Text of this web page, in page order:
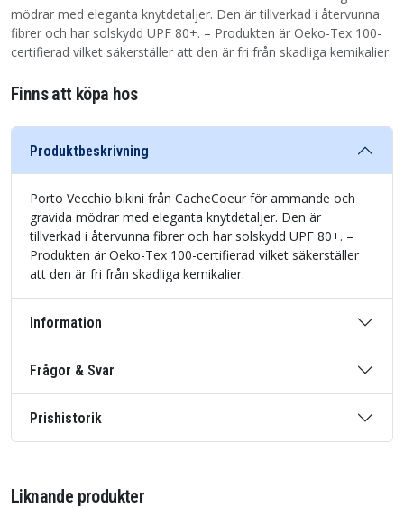
mödrar med eleganta knytdetaljer. Den är tillverkad i återvunna
fibrer och har solskydd UPF 80+. – Produkten är Oeko-Tex 100-
certifierad vilket säkerställer att den är fri från skadliga kemikalier.
Finns att köpa hos
Produktbeskrivning
Porto Vecchio bikini från CacheCoeur för ammande och
gravida mödrar med eleganta knytdetaljer. Den är
tillverkad i återvunna fibrer och har solskydd UPF 80+. –
Produkten är Oeko-Tex 100-certifierad vilket säkerställer
att den är fri från skadliga kemikalier.
Information
Frågor & Svar
Prishistorik
Liknande produkter